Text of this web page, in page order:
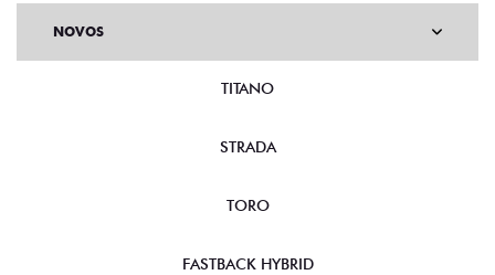
NOVOS
TITANO
STRADA
TORO
FASTBACK HYBRID